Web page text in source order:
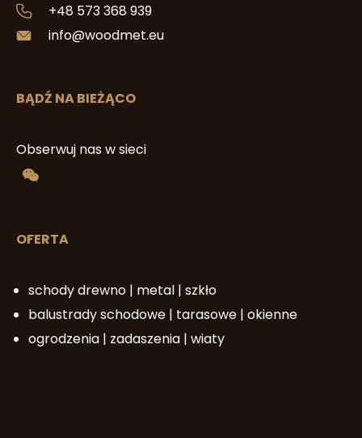
+48 573 368 939
info@woodmet.eu
BĄDŹ NA BIEŻĄCO
Obserwuj nas w sieci
OFERTA
schody drewno | metal | szkło
balustrady schodowe | tarasowe | okienne
ogrodzenia | zadaszenia | wiaty